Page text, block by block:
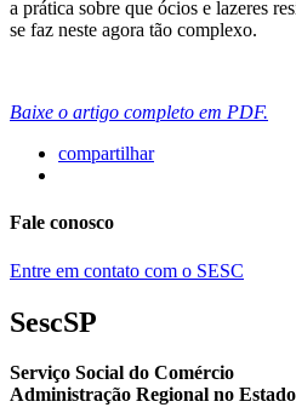
a prática sobre que ócios e lazeres
se faz neste agora tão complexo.
Baixe o artigo completo em PDF.
compartilhar
Fale conosco
Entre em contato com o SESC
SescSP
Serviço Social do Comércio
Administração Regional no